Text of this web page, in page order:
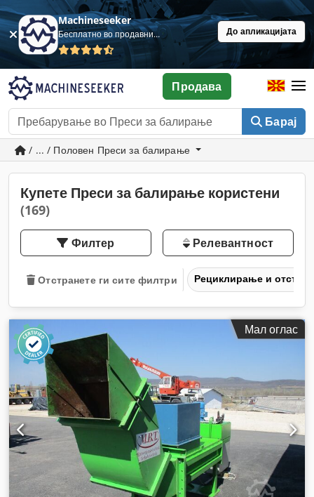
Machineseeker
Бесплатно во продавница До апликацијата
Барај
Продава
/ ... / Половен Преси за балирање
Купете Преси за балирање користени
(169)
Филтер Релевантност
Отстранете ги сите филтри Рециклирање и
Мал оглас